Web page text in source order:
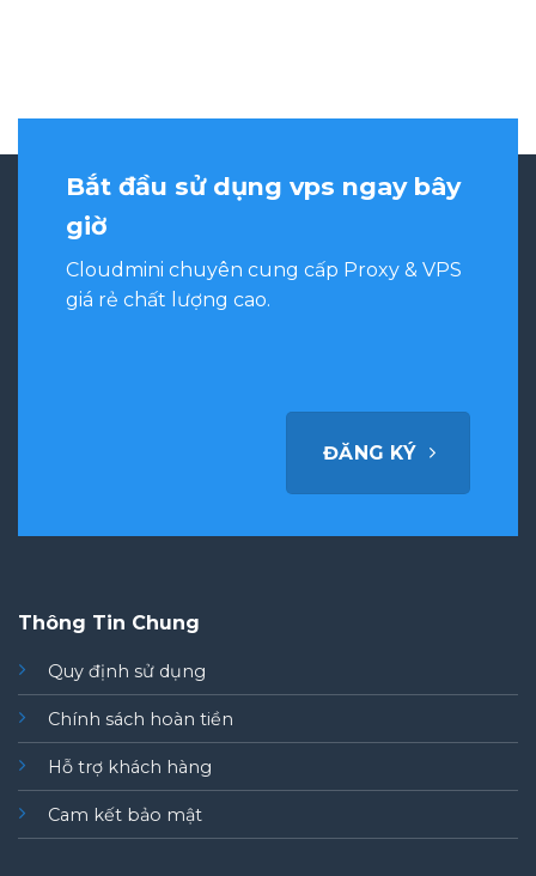
Bắt đầu sử dụng vps ngay bây
giờ
Cloudmini chuyên cung cấp Proxy & VPS
giá rẻ chất lượng cao.
ĐĂNG KÝ
Thông Tin Chung
Quy định sử dụng
Chính sách hoàn tiền
Hỗ trợ khách hàng
Cam kết bảo mật